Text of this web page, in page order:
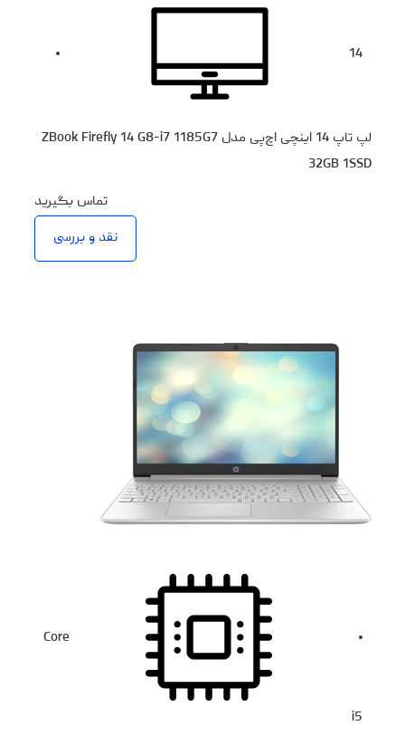
14
لپ تاپ 14 اینچی اچ‌پی مدل ZBook Firefly 14 G8-i7 1185G7
32GB 1SSD
تماس بگیرید
نقد و بررسی
Core
i5